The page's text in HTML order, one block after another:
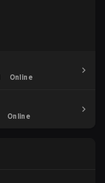
Online
Online